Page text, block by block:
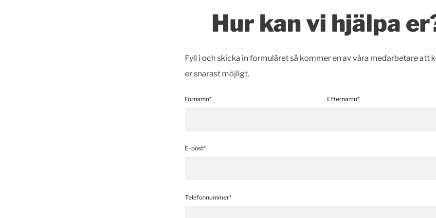
Hur kan vi hjälpa
Fyll i och skicka in formuläret så kommer en av våra medarbetare att
er snarast möjligt.
Förnamn* Efternamn*
E-post*
Telefonnummer*